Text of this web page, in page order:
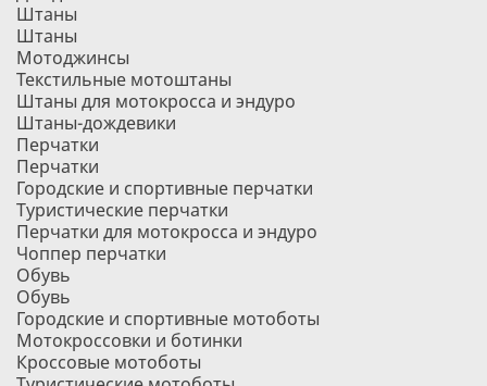
Штаны
Штаны
Мотоджинсы
Текстильные мотоштаны
Штаны для мотокросса и эндуро
Штаны-дождевики
Перчатки
Перчатки
Городские и спортивные перчатки
Туристические перчатки
Перчатки для мотокросса и эндуро
Чоппер перчатки
Обувь
Обувь
Городские и спортивные мотоботы
Мотокроссовки и ботинки
Кроссовые мотоботы